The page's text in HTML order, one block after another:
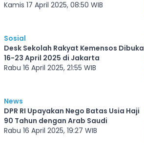
Baznas hingga BPKH
Kamis 17 April 2025, 08:50 WIB
Sosial
Desk Sekolah Rakyat Kemensos Dibuka
16-23 April 2025 di Jakarta
Rabu 16 April 2025, 21:55 WIB
News
DPR RI Upayakan Nego Batas Usia Haji
90 Tahun dengan Arab Saudi
Rabu 16 April 2025, 19:27 WIB